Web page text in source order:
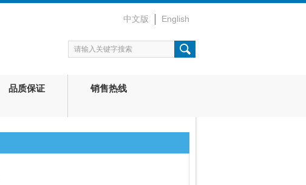
中文版 English
品质保证 销售热线